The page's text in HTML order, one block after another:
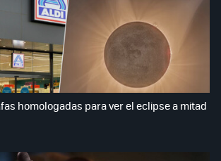
homologadas para ver el eclipse a mitad